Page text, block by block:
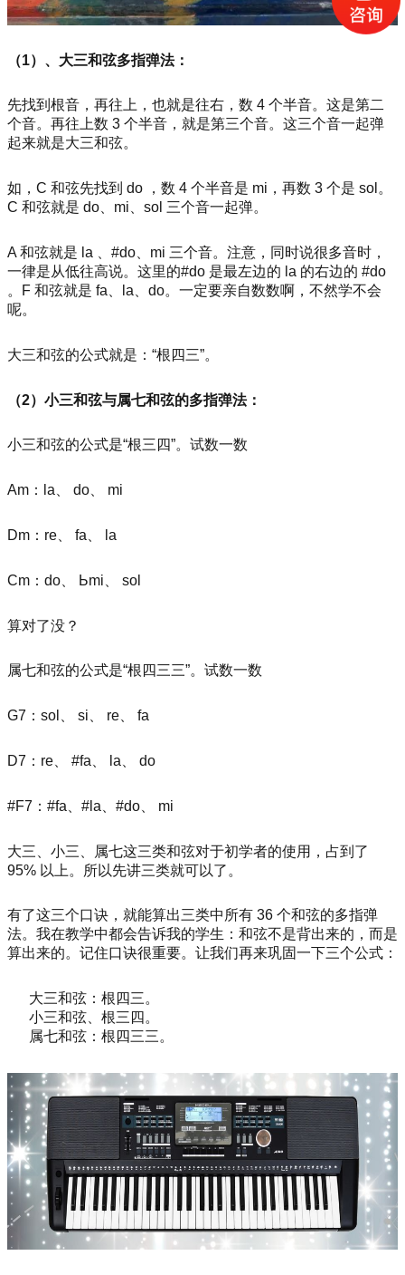
（1）、大三和弦多指弹法：
先找到根音，再往上，也就是往右，数 4 个半音。这是第二
个音。再往上数 3 个半音，就是第三个音。这三个音一起弹
起来就是大三和弦。
如，C 和弦先找到 do ，数 4 个半音是 mi，再数 3 个是 sol。
C 和弦就是 do、mi、sol 三个音一起弹。
A 和弦就是 la 、#do、mi 三个音。注意，同时说很多音时，
一律是从低往高说。这里的#do 是最左边的 la 的右边的 #do
。F 和弦就是 fa、la、do。一定要亲自数数啊，不然学不会
呢。
大三和弦的公式就是：“根四三”。
（2）小三和弦与属七和弦的多指弹法：
小三和弦的公式是“根三四”。 试数一数
Am：la、 do、 mi
Dm：re、 fa、 la
Cm：do、 Ьmi、 sol
算对了没？
属七和弦的公式是“根四三三”。 试数一数
G7：sol、 si、 re、 fa
D7：re、 #fa、 la、 do
#F7：#fa、#la、#do、 mi
大三、小三、属七这三类和弦对于初学者的使用，占到了
95% 以上。所以先讲三类就可以了。
有了这三个口诀，就能算出三类中所有 36 个和弦的多指弹
法。我在教学中都会告诉我的学生：和弦不是背出来的，而是
算出来的。记住口诀很重要。让我们再来巩固一下三个公式：
大三和弦：根四三。
小三和弦、根三四。
属七和弦：根四三三。